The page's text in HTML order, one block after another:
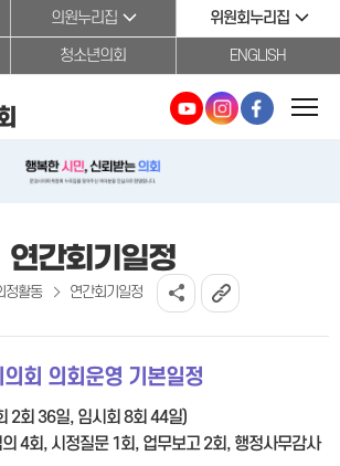
의원누리집 위원회누리집
청소년의회 ENGLISH
연간회기일정
정활동 연간회기일정
회 의회운영 기본일정
2회 36일, 임시회 8회 44일)
4회, 시정질문 1회, 업무보고 2회, 행정사무감사